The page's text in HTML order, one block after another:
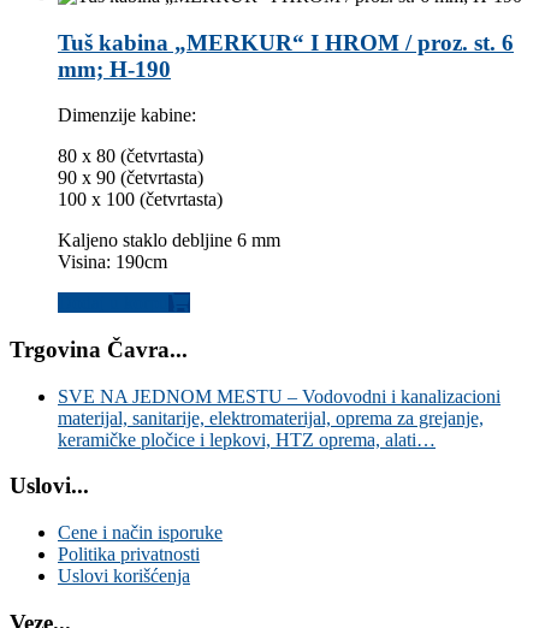
Tuš kabina „MERKUR“ I HROM / proz. st. 6
mm; H-190
Dimenzije kabine:
80 x 80 (četvrtasta)
90 x 90 (četvrtasta)
100 x 100 (četvrtasta)
Kaljeno staklo debljine 6 mm
Visina: 190cm
Trgovina Čavra...
SVE NA JEDNOM MESTU – Vodovodni i kanalizacioni
materijal, sanitarije, elektromaterijal, oprema za grejanje,
keramičke pločice i lepkovi, HTZ oprema, alati…
Uslovi...
Cene i način isporuke
Politika privatnosti
Uslovi korišćenja
Veze...